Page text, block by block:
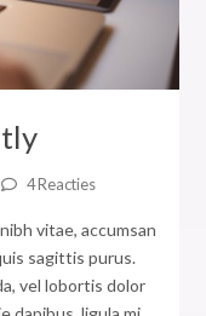
4 Reacties
vitae, accumsan
sagittis purus.
vel lobortis dolor